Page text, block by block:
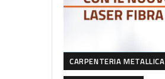
CARPENTERIA METALLICA